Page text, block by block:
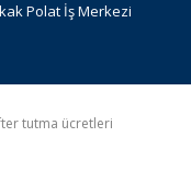
Polat İş Merkezi
tutma ücretleri